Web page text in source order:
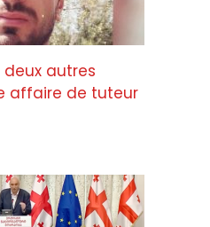
deux autres
affaire de tuteur